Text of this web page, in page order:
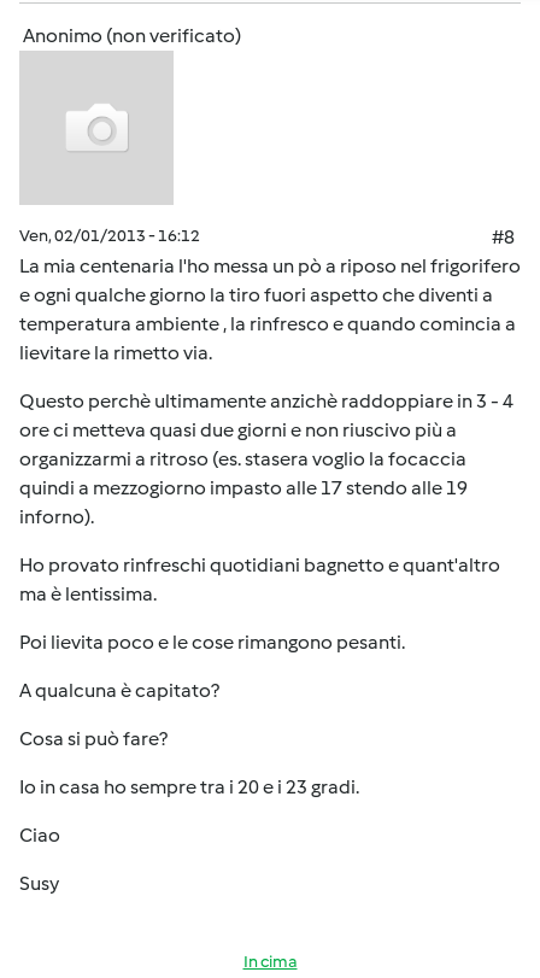
Anonimo (non verificato)
Ven, 02/01/2013 - 16:12
#8
La mia centenaria l'ho messa un pò a riposo nel frigorifero
e ogni qualche giorno la tiro fuori aspetto che diventi a
temperatura ambiente , la rinfresco e quando comincia a
lievitare la rimetto via.
Questo perchè ultimamente anzichè raddoppiare in 3 - 4
ore ci metteva quasi due giorni e non riuscivo più a
organizzarmi a ritroso (es. stasera voglio la focaccia
quindi a mezzogiorno impasto alle 17 stendo alle 19
inforno).
Ho provato rinfreschi quotidiani bagnetto e quant'altro
ma è lentissima.
Poi lievita poco e le cose rimangono pesanti.
A qualcuna è capitato?
Cosa si può fare?
Io in casa ho sempre tra i 20 e i 23 gradi.
Ciao
Susy
In cima